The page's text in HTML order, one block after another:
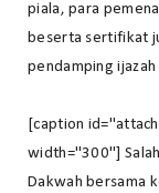
piala, para
beserta sertifikat
pendamping ijazah
[caption
width="300"]
Dakwah bersama